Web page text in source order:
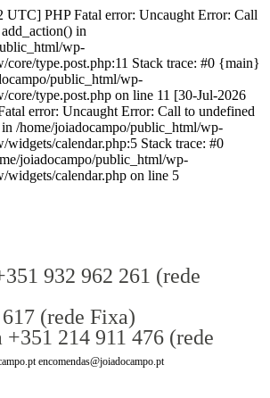
UTC] PHP Fatal error: Uncaught Error: Call
in
wp-
core/type.post.php:11 Stack trace: #0 {main}
public_html/wp-
core/type.post.php on line 11 [30-Jul-2026
error: Uncaught Error: Call to undefined
/home/joiadocampo/public_html/wp-
widgets/calendar.php:5 Stack trace: #0
joiadocampo/public_html/wp-
widgets/calendar.php on line 5
932 962 261 (rede
(rede Fixa)
214 911 476 (rede
encomendas@joiadocampo.pt